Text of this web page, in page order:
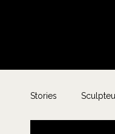
Stories